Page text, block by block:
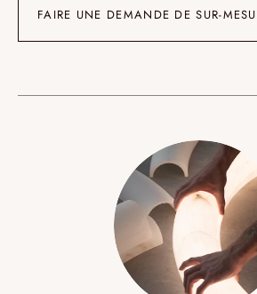
FAIRE UNE DEMANDE DE SUR-